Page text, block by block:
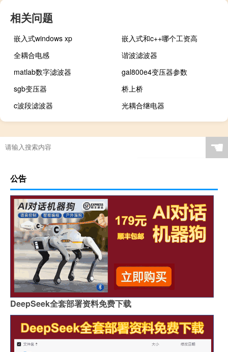
相关问题
嵌入式windows xp
嵌入式和c++哪个工资高
全耦合电感
谐波滤波器
matlab数字滤波器
gal800e4变压器参数
sgb变压器
桥上桥
c波段滤波器
光耦合继电器
☚
公告
DeepSeek全套部署资料免费下载